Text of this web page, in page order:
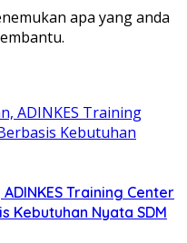
apa yang anda
Training Center
Kebutuhan Nyata SDM